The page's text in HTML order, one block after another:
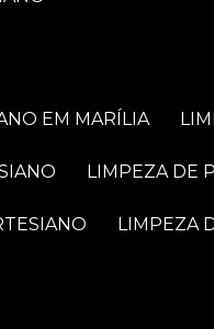
EM MARÍLIA
LIMPEZA DE
LIMPEZA